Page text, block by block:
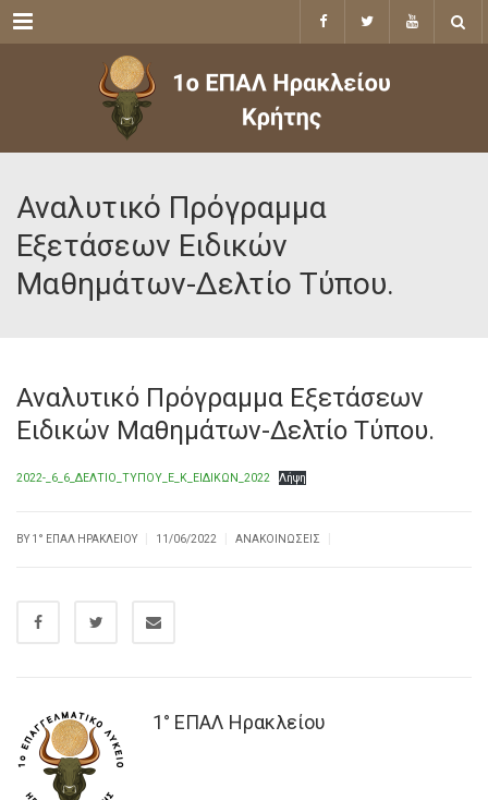
Menu
Αναλυτικό Πρόγραμμα
Εξετάσεων Ειδικών
Μαθημάτων-Δελτίο Τύπου.
Αναλυτικό Πρόγραμμα Εξετάσεων
Ειδικών Μαθημάτων-Δελτίο Τύπου.
2022-_6_6_ΔΕΛΤΙΟ_ΤΥΠΟΥ_Ε_Κ_ΕΙΔΙΚΩΝ_2022 Λήψη
BY1° ΕΠΑΛ ΗΡΑΚΛΕΊΟΥ 11/06/2022 ΑΝΑΚΟΙΝΏΣΕΙΣ
1° ΕΠΑΛ Ηρακλείου